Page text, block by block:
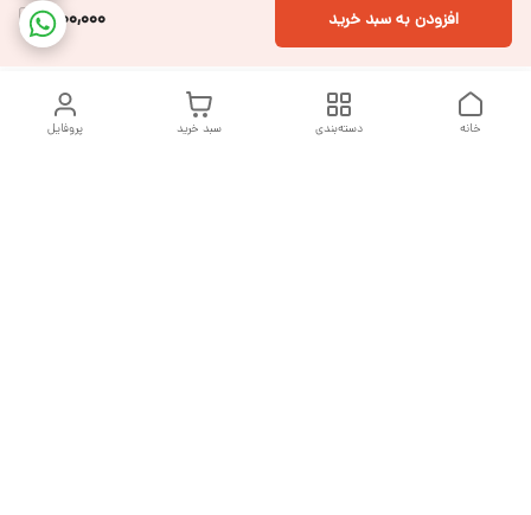
1,100,000 افزودن به سبد خرید
پروفایل سبد خرید دسته‌بندی خانه